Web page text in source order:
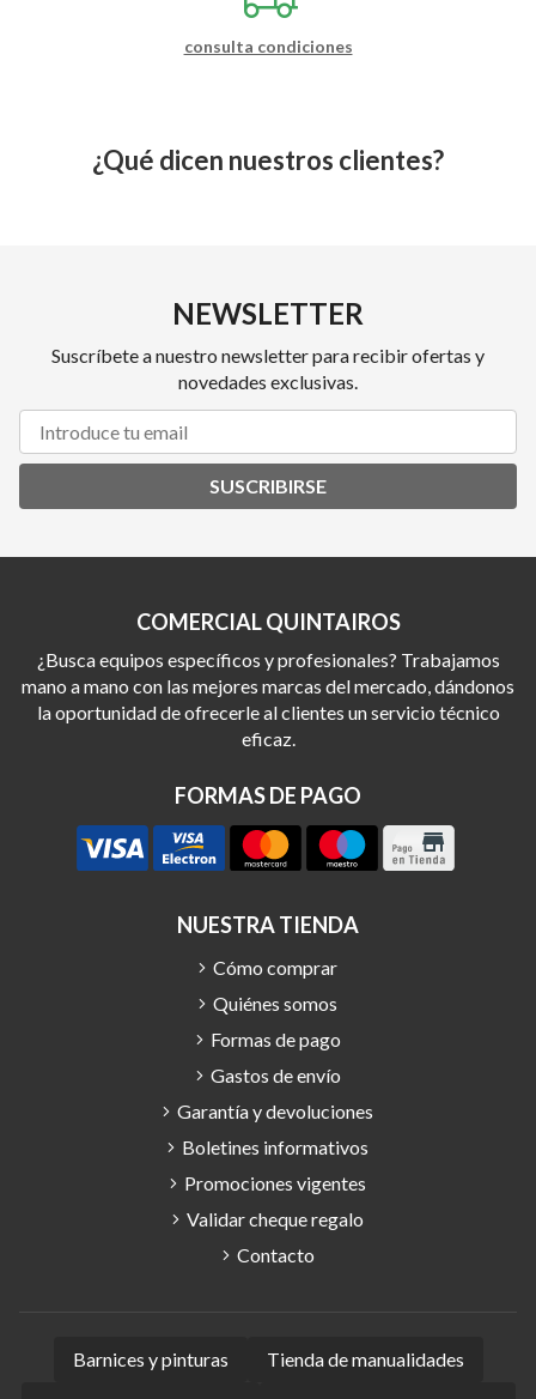
consulta condiciones
¿Qué dicen nuestros clientes?
NEWSLETTER
Suscríbete a nuestro newsletter para recibir ofertas y
novedades exclusivas.
SUSCRIBIRSE
COMERCIAL QUINTAIROS
¿Busca equipos específicos y profesionales? Trabajamos
mano a mano con las mejores marcas del mercado, dándonos
la oportunidad de ofrecerle al clientes un servicio técnico
eficaz.
FORMAS DE PAGO
NUESTRA TIENDA
Cómo comprar
Quiénes somos
Formas de pago
Gastos de envío
Garantía y devoluciones
Boletines informativos
Promociones vigentes
Validar cheque regalo
Contacto
Barnices y pinturas
Tienda de manualidades